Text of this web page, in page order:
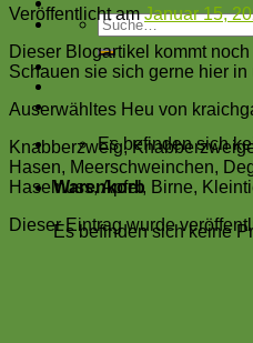
Suche
nach:
Es befinden sich
Warenkorb
Es befinden sich keine
Veröffentlicht amJanuar 15,
Dieser Blogartikel kommt noch
Schauen sie sich gerne hier
Auserwähltes Heu von
Knabberzweig,
Hasen, Meerschweinchen,
Haselnuss, Apfel, Birne,
Dieser Eintrag wurde